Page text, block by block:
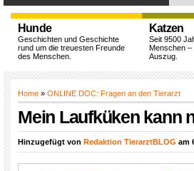
Hunde
Geschichten und Geschichte
rund um die treuesten Freunde
des Menschen.
Katzen
Seit 9500
Menschen –
Auszug.
Home » ONLINE DOC: Fragen an den Tierarzt
Mein Laufküken kann
Hinzugefügt von Redaktion TierarztBLOG am